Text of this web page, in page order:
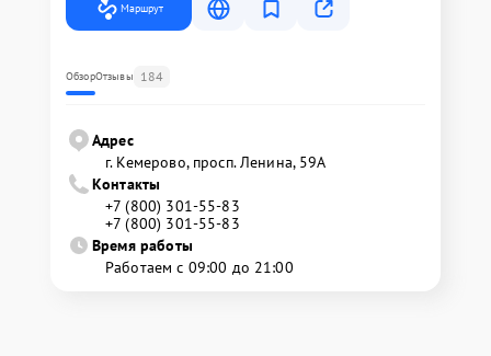
Маршрут
ОбзорОтзывы 184
Адрес
г. Кемерово, просп. Ленина, 59А
Контакты
+7 (800) 301-55-83
+7 (800) 301-55-83
Время работы
Работаем с 09:00 до 21:00